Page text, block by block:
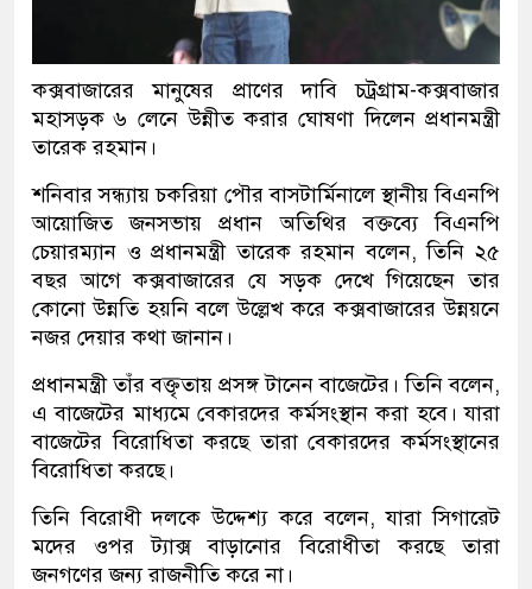
কক্সবাজারের মানুষের প্রাণের দাবি চট্রগ্রাম-কক্সবাজার
মহাসড়ক ৬ লেনে উন্নীত করার ঘোষণা দিলেন প্রধানমন্ত্রী
তারেক রহমান।
শনিবার সন্ধ্যায় চকরিয়া পৌর বাসটার্মিনালে স্থানীয় বিএনপি
আয়োজিত জনসভায় প্রধান অতিথির বক্তব্যে বিএনপি
চেয়ারম্যান ও প্রধানমন্ত্রী তারেক রহমান বলেন, তিনি ২৫
বছর আগে কক্সবাজারের যে সড়ক দেখে গিয়েছেন তার
কোনো উন্নতি হয়নি বলে উল্লেখ করে কক্সবাজারের উন্নয়নে
নজর দেয়ার কথা জানান।
প্রধানমন্ত্রী তাঁর বক্তৃতায় প্রসঙ্গ টানেন বাজেটের। তিনি বলেন,
এ বাজেটের মাধ্যমে বেকারদের কর্মসংস্থান করা হবে। যারা
বাজেটের বিরোধিতা করছে তারা বেকারদের কর্মসংস্থানের
বিরোধিতা করছে।
তিনি বিরোধী দলকে উদ্দেশ্য করে বলেন, যারা সিগারেট
মদের ওপর ট্যাক্স বাড়ানোর বিরোধীতা করছে তারা
জনগণের জন্য রাজনীতি করে না।